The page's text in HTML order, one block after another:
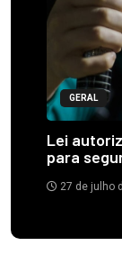
GERAL
Lei
para
27 de julho